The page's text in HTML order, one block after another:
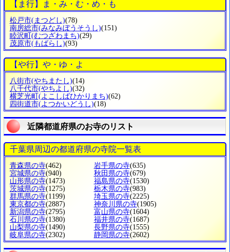
【ま行】ま・み・む・め・も
松戸市(まつどし)(78)
南房総市(みなみぼうそうし)(151)
睦沢町 (むつざわまち)(29)
茂原市(もばらし)(93)
【や行】や・ゆ・よ
八街市(やちまたし)(14)
八千代市(やちよし)(32)
横芝光町(よこしばひかりまち)(62)
四街道市(よつかいどうし)(18)
近隣都道府県のお寺のリスト
千葉県周辺の都道府県の寺院一覧表
青森県の寺(462) 岩手県の寺(635)
宮城県の寺(940) 秋田県の寺(679)
山形県の寺(1473) 福島県の寺(1530)
茨城県の寺(1275) 栃木県の寺(983)
群馬県の寺(1199) 埼玉県の寺(2225)
東京都の寺(2887) 神奈川県の寺(1905)
新潟県の寺(2795) 富山県の寺(1604)
石川県の寺(1380) 福井県の寺(1687)
山梨県の寺(1490) 長野県の寺(1555)
岐阜県の寺(2302) 静岡県の寺(2602)